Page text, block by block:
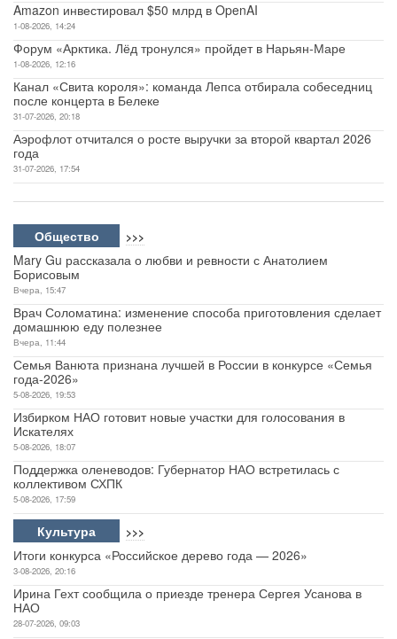
Amazon инвестировал $50 млрд в OpenAI
1-08-2026, 14:24
Форум «Арктика. Лёд тронулся» пройдет в Нарьян-Маре
1-08-2026, 12:16
Канал «Свита короля»: команда Лепса отбирала собеседниц
после концерта в Белеке
31-07-2026, 20:18
Аэрофлот отчитался о росте выручки за второй квартал 2026
года
31-07-2026, 17:54
Общество >>>
Mary Gu рассказала о любви и ревности с Анатолием
Борисовым
Вчера, 15:47
Врач Соломатина: изменение способа приготовления сделает
домашнюю еду полезнее
Вчера, 11:44
Семья Ванюта признана лучшей в России в конкурсе «Семья
года-2026»
5-08-2026, 19:53
Избирком НАО готовит новые участки для голосования в
Искателях
5-08-2026, 18:07
Поддержка оленеводов: Губернатор НАО встретилась с
коллективом СХПК
5-08-2026, 17:59
Культура >>>
Итоги конкурса «Российское дерево года — 2026»
3-08-2026, 20:16
Ирина Гехт сообщила о приезде тренера Сергея Усанова в
НАО
28-07-2026, 09:03